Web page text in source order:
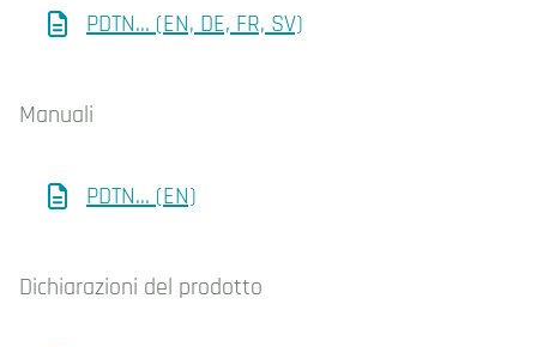
PDTN... (EN, DE, FR, SV)
Manuali
PDTN... (EN)
Dichiarazioni del prodotto